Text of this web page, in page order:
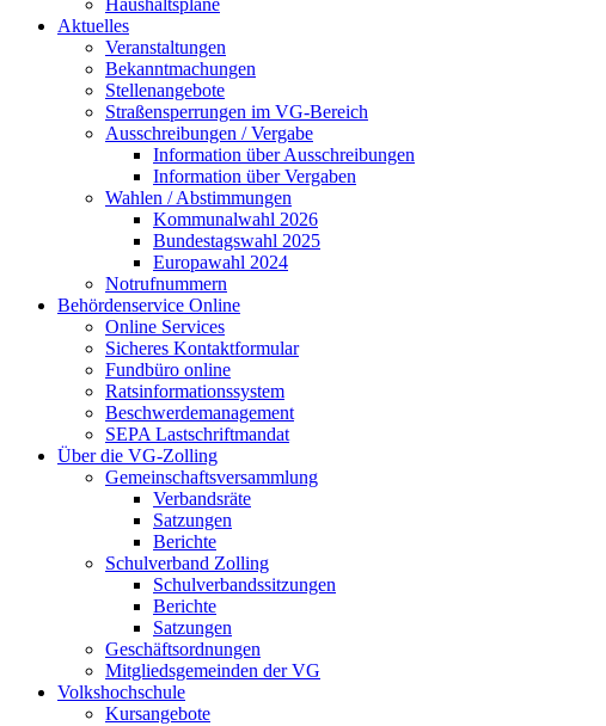
Haushaltspläne
Aktuelles
Veranstaltungen
Bekanntmachungen
Stellenangebote
Straßensperrungen im VG-Bereich
Ausschreibungen / Vergabe
Information über Ausschreibungen
Information über Vergaben
Wahlen / Abstimmungen
Kommunalwahl 2026
Bundestagswahl 2025
Europawahl 2024
Notrufnummern
Behördenservice Online
Online Services
Sicheres Kontaktformular
Fundbüro online
Ratsinformationssystem
Beschwerdemanagement
SEPA Lastschriftmandat
Über die VG-Zolling
Gemeinschaftsversammlung
Verbandsräte
Satzungen
Berichte
Schulverband Zolling
Schulverbandssitzungen
Berichte
Satzungen
Geschäftsordnungen
Mitgliedsgemeinden der VG
Volkshochschule
Kursangebote